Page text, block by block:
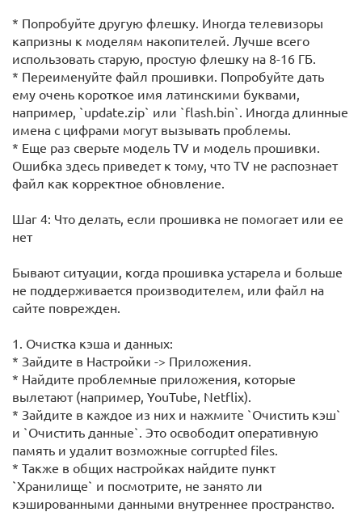
* Попробуйте другую флешку. Иногда телевизоры
капризны к моделям накопителей. Лучше всего
использовать старую, простую флешку на 8-16 ГБ.
* Переименуйте файл прошивки. Попробуйте дать
ему очень короткое имя латинскими буквами,
например, `update.zip` или `flash.bin`. Иногда длинные
имена с цифрами могут вызывать проблемы.
* Еще раз сверьте модель TV и модель прошивки.
Ошибка здесь приведет к тому, что TV не распознает
файл как корректное обновление.
Шаг 4: Что делать, если прошивка не помогает или ее
нет
Бывают ситуации, когда прошивка устарела и больше
не поддерживается производителем, или файл на
сайте поврежден.
1. Очистка кэша и данных:
* Зайдите в Настройки -> Приложения.
* Найдите проблемные приложения, которые
вылетают (например, YouTube, Netflix).
* Зайдите в каждое из них и нажмите `Очистить кэш`
и `Очистить данные`. Это освободит оперативную
память и удалит возможные corrupted files.
* Также в общих настройках найдите пункт
`Хранилище` и посмотрите, не занято ли
кэшированными данными внутреннее пространство.